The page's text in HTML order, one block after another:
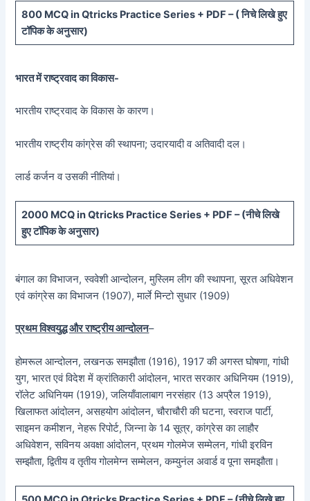
800 MCQ in Qtricks Practice Series + PDF – (निचे लिखे हुए
टॉपिक के अनुसार)
भारत में राष्ट्रवाद का विकास-
भारतीय राष्ट्रवाद के विकास के कारण।
भारतीय राष्ट्रीय कांग्रेस की स्थापना; उदारयादी व अतिवादी दल।
लार्ड कर्जन व उसकी नीतियां।
2000 MCQ in Qtricks Practice Series + PDF – (नीचेलिखे
हुए टॉपिक के अनुसार)
बंगाल का विभाजन, स्ववेशी आन्दोलन, मुस्लिम लीग की स्थापना, सूरत अधिवेशन
एवं कांग्रेस का विभाजन (1907), मार्ले मिन्टो सुधार (1909)
प्रथम विश्वयुद्ध और राष्ट्रीय आन्दोलन–
होमरूल आन्दोलन, लखनऊ समझौता (1916), 1917 की अगस्त घोषणा, गांधी
युग, भारत एवं विदेश में क्रांतिकारी आंदोलन, भारत सरकार अधिनियम (1919),
रॉलेट अधिनियम (1919), जलियाँवालाबाग नरसंहार (13 अप्रैल 1919),
खिलाफत आंदोलन, असहयोग आंदोलन, चौराचौरी की घटना, स्वराज पार्टी,
साइमन कमीशन, नेहरू रिपोर्ट, जिन्ना के 14 सूत्र, कांग्रेस का लाहौर
अधिवेशन, सविनय अवक्षा आंदोलन, प्रथम गोलमेज सम्मेलन, गांधी इरविन
सम्झौता, द्वितीय व तृतीय गोलमेग्न सम्मेलन, कम्युनंल अवार्ड व पूना समझौता।